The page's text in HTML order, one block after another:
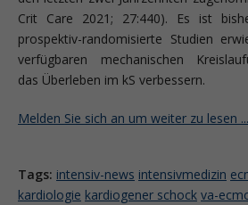
Crit Care 2021; 27:440). Es ist
prospektiv-randomisierte Studien
verfügbaren mechanischen
das Überleben im kS verbessern.
Melden Sie sich an um weiter zu lesen ...
Tags: intensiv-news intensivmedizin
kardiologie kardiogener schock va-